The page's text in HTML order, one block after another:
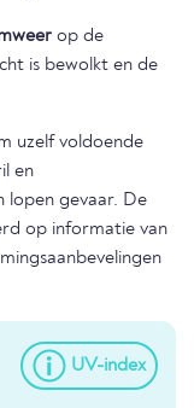
op de
is bewolkt en de
uzelf voldoende
en
lopen gevaar. De
op informatie van
UV-index